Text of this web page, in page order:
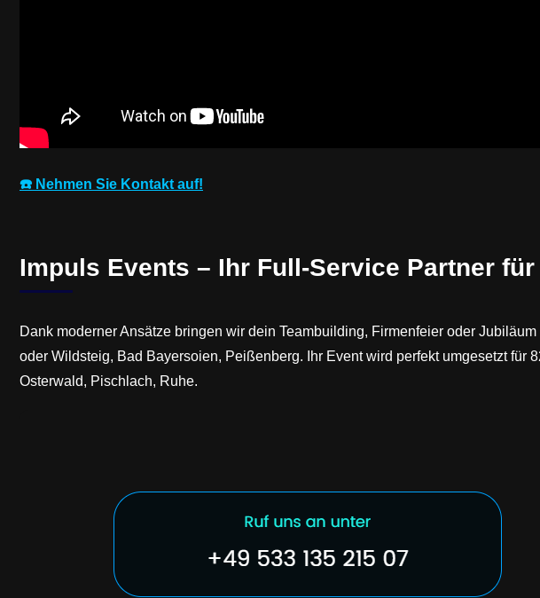
☎️ Nehmen Sie Kontakt auf!
Impuls Events – Ihr Full-Service Partner
Dank moderner Ansätze bringen wir dein Teambuilding, Firmenfeier oder
oder Wildsteig, Bad Bayersoien, Peißenberg. Ihr Event wird perfekt umgesetzt
Osterwald, Pischlach, Ruhe.